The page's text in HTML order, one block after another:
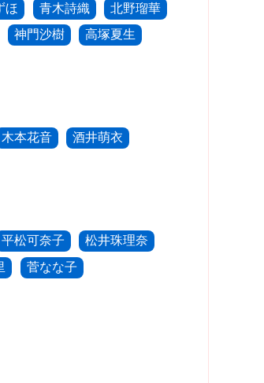
ほ 青木詩織
北野瑠華
神門沙樹
高塚夏生
木本花音
酒井萌衣
平松可奈子
松井珠理奈
菅なな子